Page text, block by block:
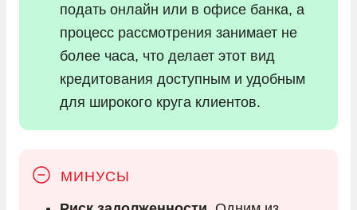
подать онлайн или в офисе банка, а
процесс рассмотрения занимает не
более часа, что делает этот вид
кредитования доступным и удобным
для широкого круга клиентов.